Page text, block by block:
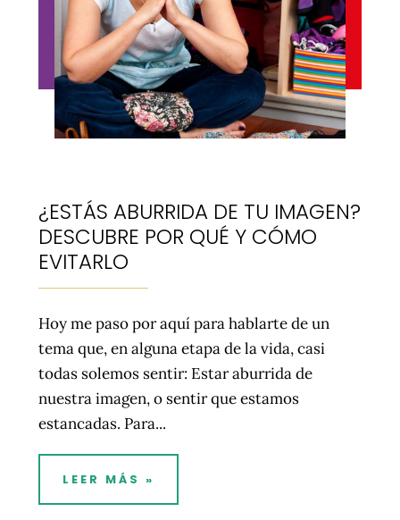
¿ESTÁS ABURRIDA DE TU IMAGEN?
DESCUBRE POR QUÉ Y CÓMO
EVITARLO
Hoy me paso por aquí para hablarte de un
tema que, en alguna etapa de la vida, casi
todas solemos sentir: Estar aburrida de
nuestra imagen, o sentir que estamos
estancadas. Para...
LEER MÁS »